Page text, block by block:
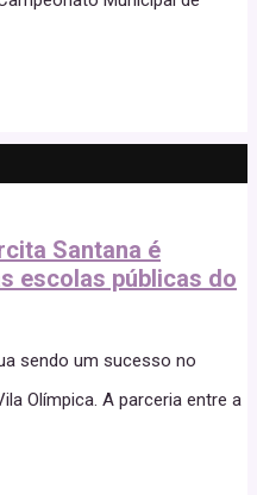
Santana é
escolas públicas do
sendo um sucesso no
Olímpica. A parceria entre a